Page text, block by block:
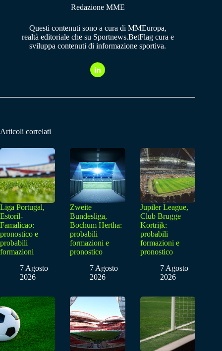
Redazione MME
Questi contenuti sono a cura di MMEuropa,
realtà editoriale che su Sportnews.BetFlag cura e
sviluppa contenuti di informazione sportiva.
Articoli correlati
Liga Portugal,
Estoril-
Famalicao:
pronostico e
probabili
formazioni
7 Agosto
2026
Zweite
Bundesliga,
Bochum Hertha:
probabili
formazioni e
pronostico
7 Agosto
2026
Jupiler League,
Club Brugge
Kortrijk:
probabili
formazioni e
pronostico
7 Agosto
2026